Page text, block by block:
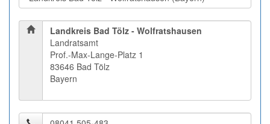
Landkreis Bad Tölz - Wolfratshausen
Landratsamt
Prof.-Max-Lange-Platz 1
83646 Bad Tölz
Bayern